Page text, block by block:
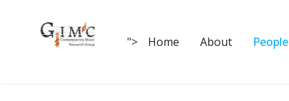
"> Home About People